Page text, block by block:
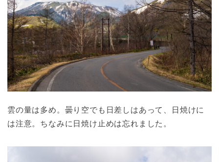
雲の量は多め。曇り空でも日差しはあって、日焼けに
は注意。ちなみに日焼け止めは忘れました。